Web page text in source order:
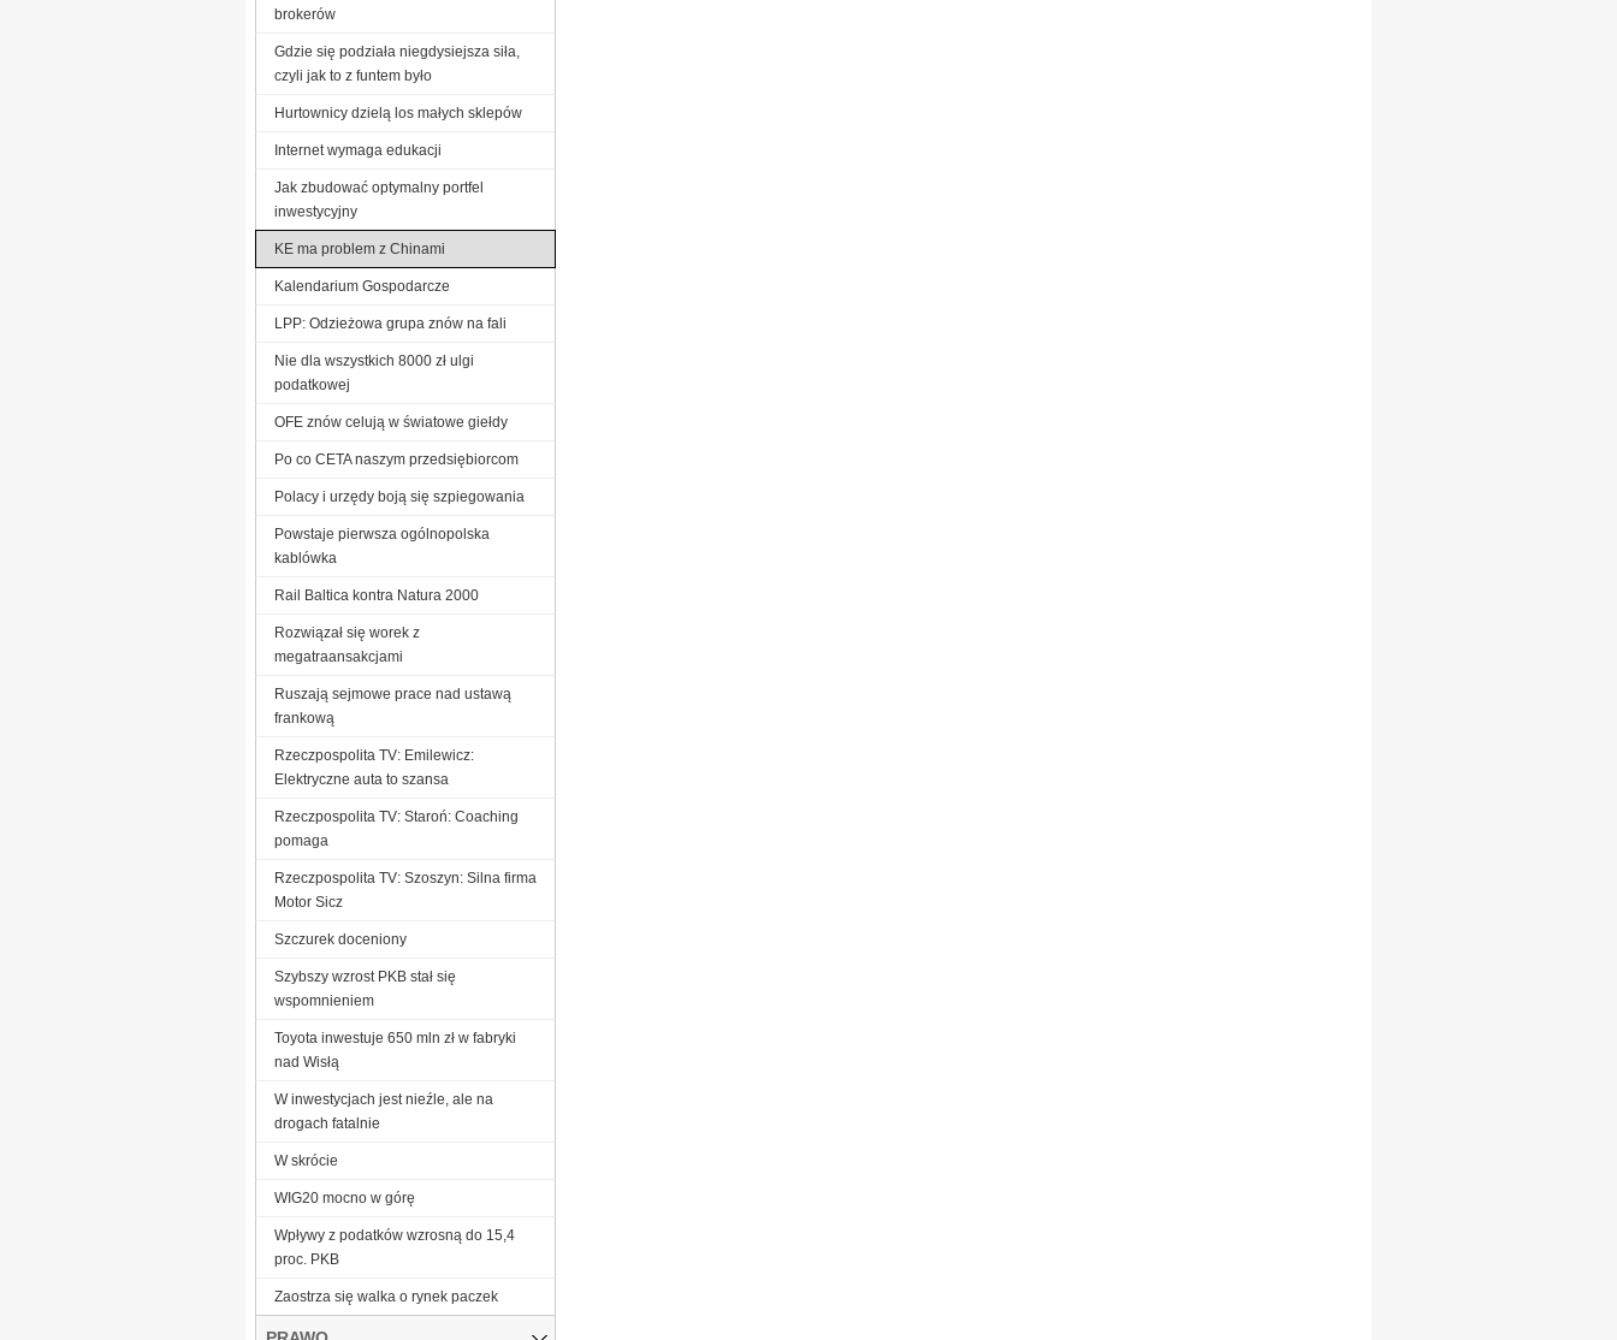
brokerów
Gdzie się podziała niegdysiejsza siła,
czyli jak to z funtem było
Hurtownicy dzielą los małych sklepów
Internet wymaga edukacji
Jak zbudować optymalny portfel
inwestycyjny
KE ma problem z Chinami
Kalendarium Gospodarcze
LPP: Odzieżowa grupa znów na fali
Nie dla wszystkich 8000 zł ulgi
podatkowej
OFE znów celują w światowe giełdy
Po co CETA naszym przedsiębiorcom
Polacy i urzędy boją się szpiegowania
Powstaje pierwsza ogólnopolska
kablówka
Rail Baltica kontra Natura 2000
Rozwiązał się worek z
megatraansakcjami
Ruszają sejmowe prace nad ustawą
frankową
Rzeczpospolita TV: Emilewicz:
Elektryczne auta to szansa
Rzeczpospolita TV: Staroń: Coaching
pomaga
Rzeczpospolita TV: Szoszyn: Silna firma
Motor Sicz
Szczurek doceniony
Szybszy wzrost PKB stał się
wspomnieniem
Toyota inwestuje 650 mln zł w fabryki
nad Wisłą
W inwestycjach jest nieźle, ale na
drogach fatalnie
W skrócie
WIG20 mocno w górę
Wpływy z podatków wzrosną do 15,4
proc. PKB
Zaostrza się walka o rynek paczek